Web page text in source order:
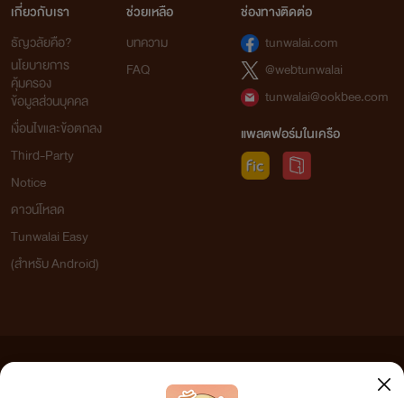
เกี่ยวกับเรา
ธัญวลัยคือ?
นโยบายการ
คุ้มครอง
ข้อมูลส่วนบุคคล
เงื่อนไขและข้อตกลง
Third-Party
Notice
ดาวน์โหลด
Tunwalai Easy
(สำหรับ Android)
ช่วยเหลือ
บทความ
FAQ
ช่องทางติดต่อ
tunwalai.com
@webtunwalai
tunwalai@ookbee.com
แพลตฟอร์มในเครือ
เว็บไซต์แห่งนี้ไม่ได้เห็นด้วยและไม่ขอรับผิดชอบต่อข้อความใดๆ ทั้งสิ้น ดังนั้นผู้อ่านทุกท่านโปรดใช้